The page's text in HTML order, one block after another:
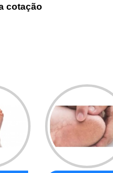
cotação